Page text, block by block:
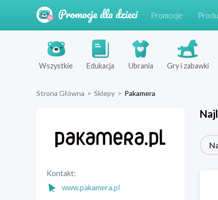
Promocje
Wszystkie Edukacja Ubrania Gry i zabawki
Strona Główna > Sklepy > Pakamera
Kontakt:
www.pakamera.pl